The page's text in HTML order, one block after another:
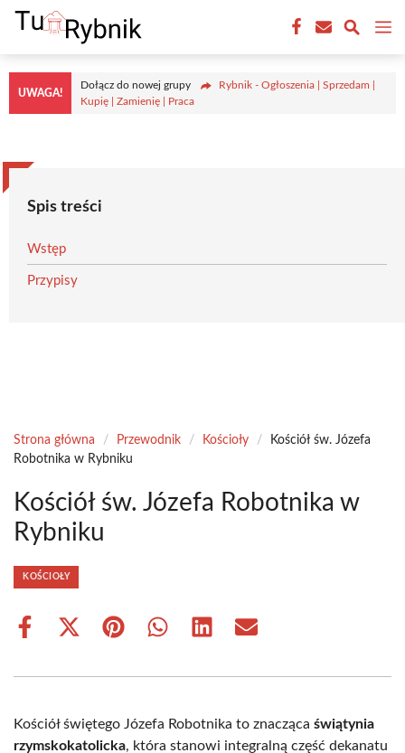
Przejdź
treści
UWAGA!
Dołącz do nowej grupy
Rybnik - Ogłoszenia | Sprzedam |
Kupię | Zamienię | Praca
Spis treści
Wstęp
Przypisy
Strona główna / Przewodnik / Kościoły /
Kościół św. Józefa
Robotnika w Rybniku
Kościół św. Józefa Robotnika w
Rybniku
KOŚCIOŁY
Share
Share
(Twitter)
Share Share Share Share
Kościół świętego Józefa Robotnika to znacząca świątynia
rzymskokatolicka, która stanowi integralną część dekanatu